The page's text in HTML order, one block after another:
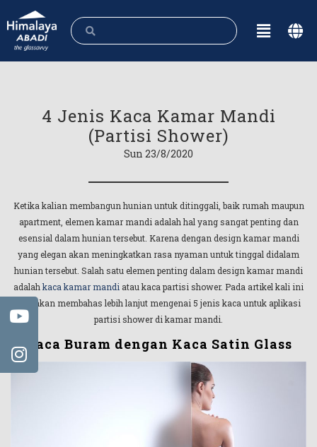
4 Jenis Kaca Kamar Mandi
(Partisi Shower)
Sun 23/8/2020
Ketika kalian membangun hunian untuk ditinggali, baik rumah maupun
apartment, elemen kamar mandi adalah hal yang sangat penting dan
esensial dalam hunian tersebut. Karena dengan design kamar mandi
yang elegan akan meningkatkan rasa nyaman untuk tinggal didalam
hunian tersebut. Salah satu elemen penting dalam design kamar mandi
adalah kaca kamar mandi atau kaca partisi shower. Pada artikel kali ini
kita akan membahas lebih lanjut mengenai 5 jenis kaca untuk aplikasi
partisi shower di kamar mandi.
Kaca Buram dengan Kaca Satin Glass